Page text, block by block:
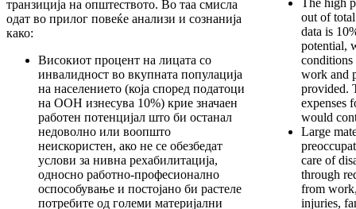
транзиција на општеството. Во таа смисла
одат во прилог повеќе анализи и сознанија
како:
Високиот процент на лицата со
инвалидност во вкупната популација
на населението (која според податоци
на ООН изнесува 10%) крие значаен
работен потенцијал што би останал
недоволно или воопшто
неискористен, ако не се обезбедат
услови за нивна рехабилитација,
односно работно-професионално
оспособување и постојано би растеле
потребите од големи материјални
The high
out of
data is
potential,
work and
provided.
expenses
would
Large
care of
through
from
injuries,